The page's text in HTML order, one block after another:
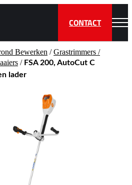
CONTACT
Bewerken /Grastrimmers /
/ FSA 200, AutoCut C
lader